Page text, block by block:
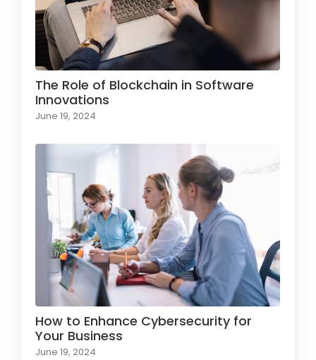
The Role of Blockchain in Software
Innovations
June 19, 2024
How to Enhance Cybersecurity for
Your Business
June 19, 2024